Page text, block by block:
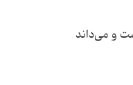
و می‌داند